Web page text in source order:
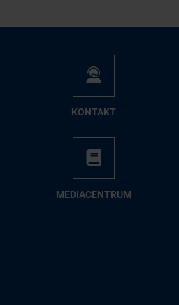
KON­TAKT
ME­DIA­CEN­TRUM